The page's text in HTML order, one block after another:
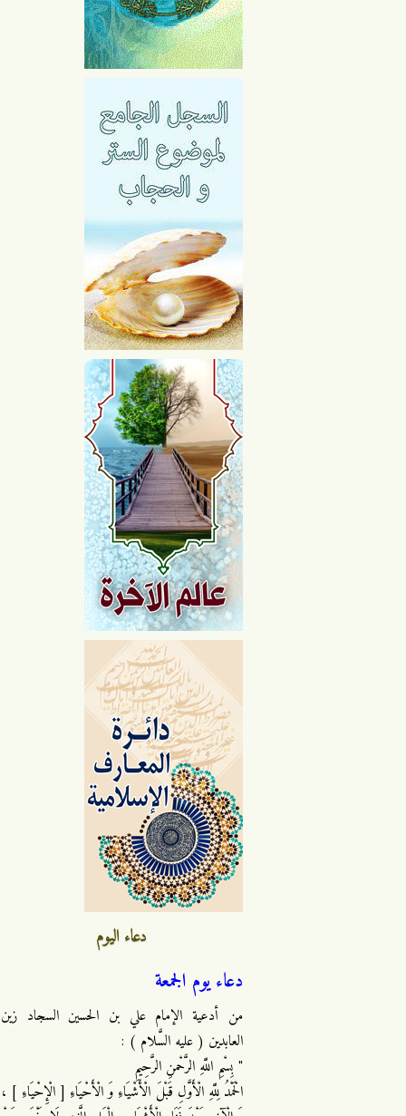
دعاء اليوم
دعاء يوم الجمعة
من أدعية الإمام علي بن الحسين السجاد زين
العابدين ( عليه السَّلام ) :
" بِسْمِ اللَّهِ الرَّحْمنِ الرَّحِيمِ
الْحَمْدُ لِلَّهِ الْأَوَّلِ قَبْلَ الْأَشْيَاءِ وَ الْأَحْيَاءِ [ الْإِحْيَاءِ ] ،